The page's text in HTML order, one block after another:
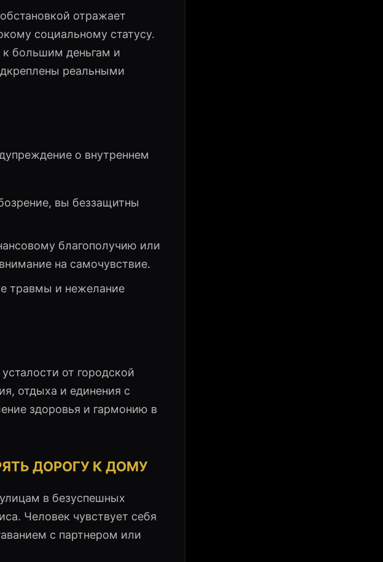
отражает
социальному статусу.
к большим деньгам и
реальными
о внутреннем
вы беззащитны
благополучию или
на самочувствие.
травмы и нежелание
от городской
отдыха и единения с
здоровья и гармонию в
ДОРОГУ К ДОМУ
в безуспешных
Человек чувствует себя
с партнером или